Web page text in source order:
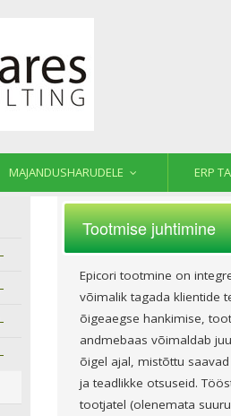
MAJANDUSHARUDELE ERP
Tootmise juhtimine
Epicori tootmine on
võimalik tagada klientide
õigeaegse hankimise,
andmebaas võimaldab
õigel ajal, mistõttu
ja teadlikke otsuseid.
tootjatel (olenemata